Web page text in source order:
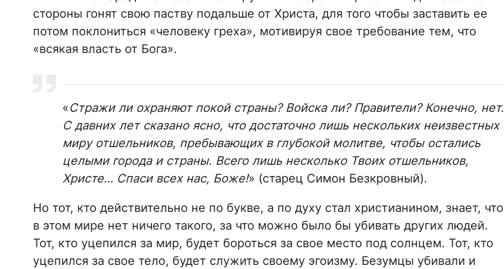
стороны гонят свою паству подальше от Христа, для того чтобы заставить ее
потом поклониться «человеку греха», мотивируя свое требование тем, что
«всякая власть от Бога».
«Стражи ли охраняют покой страны? Войска ли? Правители? Конечно, нет.
С давних лет сказано ясно, что достаточно лишь нескольких неизвестных
миру отшельников, пребывающих в глубокой молитве, чтобы остались
целыми города и страны. Всего лишь несколько Твоих отшельников,
Христе… Спаси всех нас, Боже!» (старец Симон Безкровный).
Но тот, кто действительно не по букве, а по духу стал христианином, знает, что
в этом мире нет ничего такого, за что можно было бы убивать других людей.
Тот, кто уцепился за мир, будет бороться за свое место под солнцем. Тот, кто
уцепился за свое тело, будет служить своему эгоизму. Безумцы убивали и